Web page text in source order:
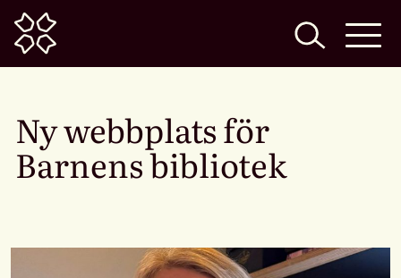
Home
Ny webbplats för
Barnens bibliotek